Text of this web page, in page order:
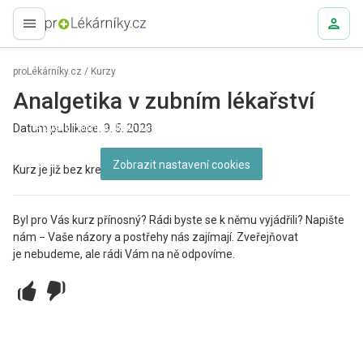
proLékaře.cz
proLékárníky.cz / Kurzy
Analgetika v zubním lékařství
Datum publikace: 9. 5. 2023
Abyste mohli shlédnout toto video, musíte povolit cookies.
Zobrazit nastavení cookies
Kurz je již bez kreditace, vhodný k edukaci
Byl pro Vás kurz přínosný? Rádi byste se k němu vyjádřili? Napište
nám − Vaše názory a postřehy nás zajímají. Zveřejňovat
je nebudeme, ale rádi Vám na ně odpovíme.